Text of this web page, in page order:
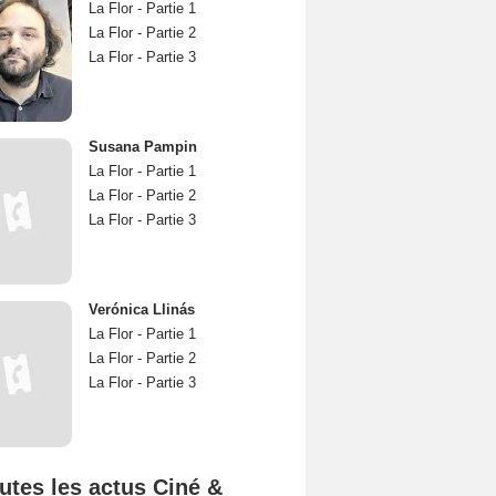
La Flor - Partie 1
La Flor - Partie 2
La Flor - Partie 3
Susana Pampin
La Flor - Partie 1
La Flor - Partie 2
La Flor - Partie 3
Verónica Llinás
La Flor - Partie 1
La Flor - Partie 2
La Flor - Partie 3
les actus Ciné &